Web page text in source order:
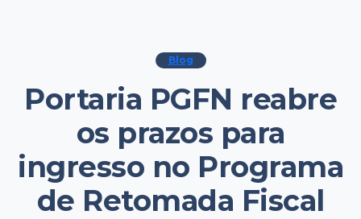
Blog
Portaria PGFN reabre
os prazos para
ingresso no Programa
de Retomada Fiscal